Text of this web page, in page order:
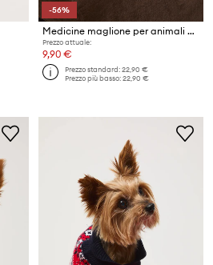
-56%
Medicine maglione per animali domestici
Prezzo attuale:
9,90 €
Prezzo standard:22,90 €
Prezzo più basso:22,90 €